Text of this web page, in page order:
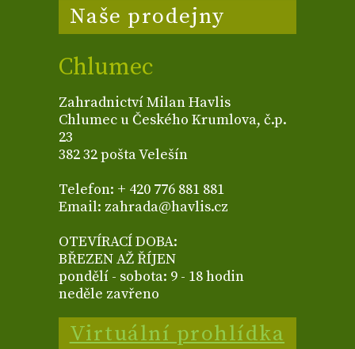
Naše prodejny
Chlumec
Zahradnictví Milan Havlis
Chlumec u Českého Krumlova, č.p.
23
382 32 pošta Velešín
Telefon: + 420 776 881 881
Email: zahrada@havlis.cz
OTEVÍRACÍ DOBA:
BŘEZEN AŽ ŘÍJEN
pondělí - sobota: 9 - 18 hodin
neděle zavřeno
Virtuální prohlídka